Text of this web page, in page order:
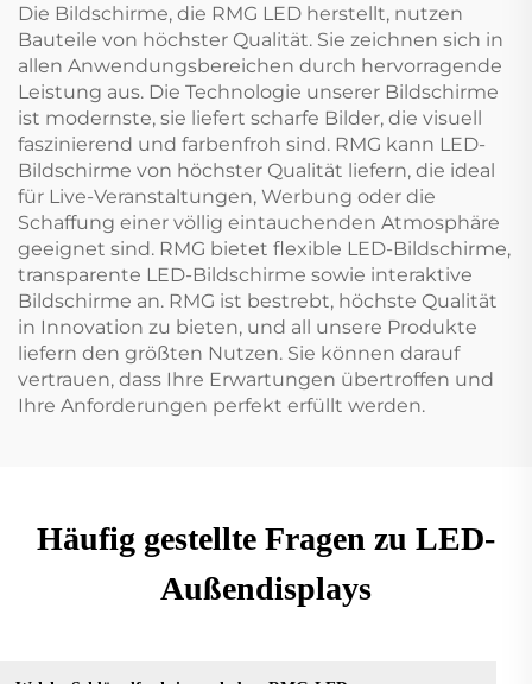
Die Bildschirme, die RMG LED herstellt, nutzen
Bauteile von höchster Qualität. Sie zeichnen sich in
allen Anwendungsbereichen durch hervorragende
Leistung aus. Die Technologie unserer Bildschirme
ist modernste, sie liefert scharfe Bilder, die visuell
faszinierend und farbenfroh sind. RMG kann LED-
Bildschirme von höchster Qualität liefern, die ideal
für Live-Veranstaltungen, Werbung oder die
Schaffung einer völlig eintauchenden Atmosphäre
geeignet sind. RMG bietet flexible LED-Bildschirme,
transparente LED-Bildschirme sowie interaktive
Bildschirme an. RMG ist bestrebt, höchste Qualität
in Innovation zu bieten, und all unsere Produkte
liefern den größten Nutzen. Sie können darauf
vertrauen, dass Ihre Erwartungen übertroffen und
Ihre Anforderungen perfekt erfüllt werden.
Häufig gestellte Fragen zu LED-
Außendisplays